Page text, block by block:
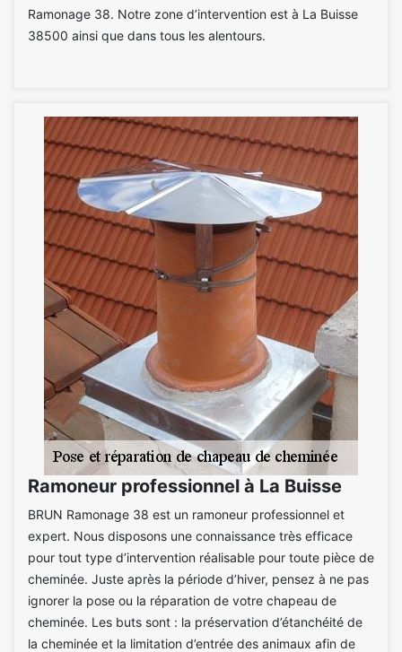
Ramonage 38. Notre zone d’intervention est à La Buisse
38500 ainsi que dans tous les alentours.
Ramoneur professionnel à La Buisse
BRUN Ramonage 38 est un ramoneur professionnel et
expert. Nous disposons une connaissance très efficace
pour tout type d’intervention réalisable pour toute pièce de
cheminée. Juste après la période d’hiver, pensez à ne pas
ignorer la pose ou la réparation de votre chapeau de
cheminée. Les buts sont : la préservation d’étanchéité de
la cheminée et la limitation d’entrée des animaux afin de